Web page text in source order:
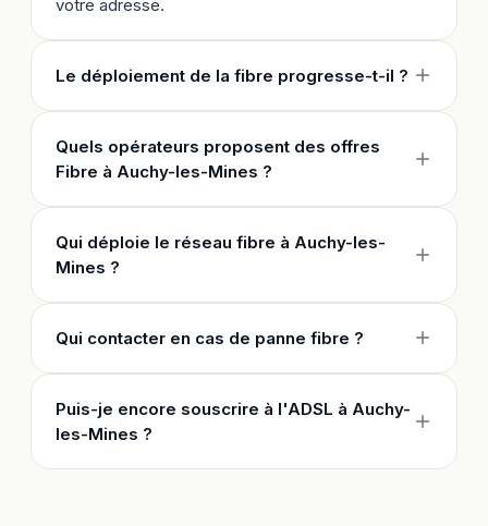
votre adresse.
Le déploiement de la fibre progresse-t-il ?
Quels opérateurs proposent des offres
Fibre à Auchy-les-Mines ?
Qui déploie le réseau fibre à Auchy-les-
Mines ?
Qui contacter en cas de panne fibre ?
Puis-je encore souscrire à l'ADSL à Auchy-
les-Mines ?